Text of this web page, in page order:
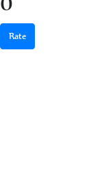
Rate